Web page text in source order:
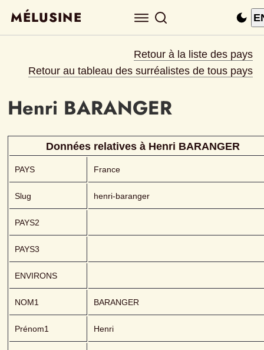
MÉLUSINE
Retour à la liste des pays
Retour au tableau des surréalistes de tous pays
Henri BARANGER
Données relatives à Henri BARANGER
PAYS France
Slug henri-baranger
PAYS2
PAYS3
ENVIRONS
NOM1 BARANGER
Prénom1 Henri